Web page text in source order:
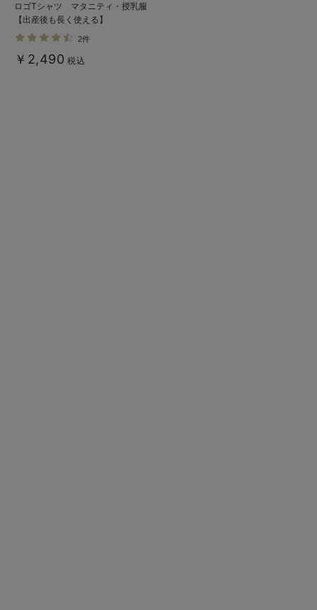
ロゴTシャツ マタニティ・授乳服
【出産後も長く使える】
2件
￥2,490 税込